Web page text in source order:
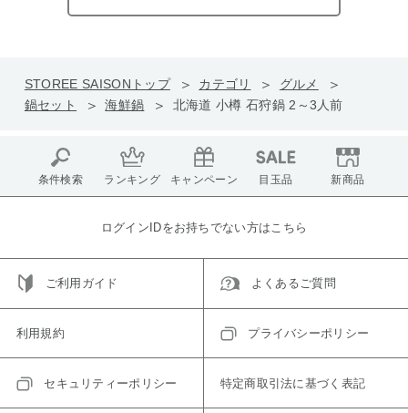
STOREE SAISONトップ カテゴリ
グルメ
鍋セット
海鮮鍋 北海道 小樽 石狩鍋 2～3人前
条件検索 ランキング キャンペーン 目玉品 新商品
ログインIDをお持ちでない方はこちら
ご利用ガイド よくあるご質問
利用規約 プライバシーポリシー
セキュリティーポリシー 特定商取引法に基づく表記